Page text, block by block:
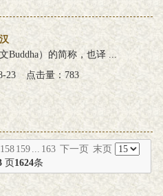
Buddha）的简称，也译 ...
23
点击量：783
158 159 163 下一页 末页
页1624条